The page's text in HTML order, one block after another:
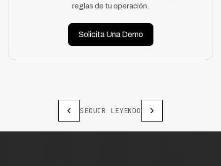
reglas de tu operación.
Solicita Una Demo
SEGUIR LEYENDO